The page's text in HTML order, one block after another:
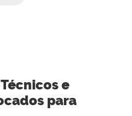
e
para